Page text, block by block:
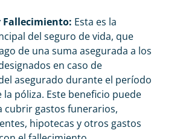
Fallecimiento: Esta es la
del seguro de vida, que
de una suma asegurada a los
en caso de
asegurado durante el período
la póliza. Este beneficio puede
cubrir gastos funerarios,
hipotecas y otros gastos